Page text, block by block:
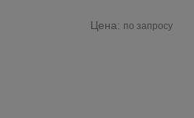
Цена: по запросу